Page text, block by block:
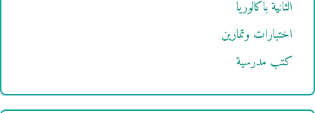
الثانية باكالوريا
اختبارات وتمارين
كتب مدرسية